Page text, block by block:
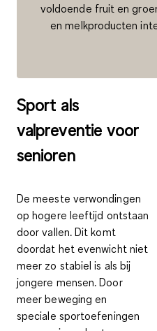
voldoende fruit en
en melkproducten
Sport als
valpreventie voor
senioren
De meeste verwondingen
op hogere leeftijd ontstaan
door vallen. Dit komt
doordat het evenwicht niet
meer zo stabiel is als bij
jongere mensen. Door
meer beweging en
speciale sportoefeningen